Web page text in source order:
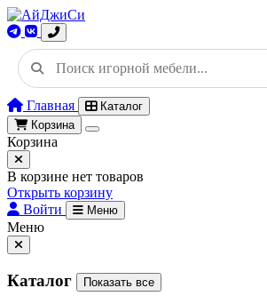
Главная
Каталог
Корзина
Корзина
В корзине нет товаров
Открыть корзину
Войти
Меню
Меню
Каталог Показать все